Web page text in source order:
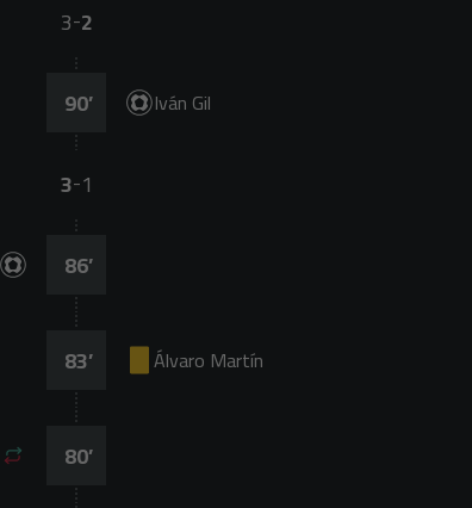
3-2
Iván Gil
90’
3-1
86’
Álvaro Martín
83’
80’